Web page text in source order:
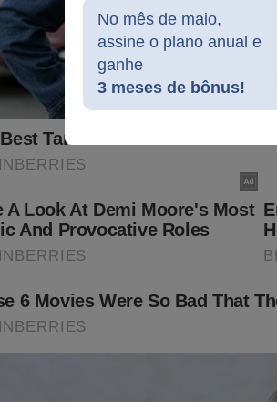
No mês de maio,
assine o plano anual e
ganhe
3 meses de bônus!
quanto a revogação da